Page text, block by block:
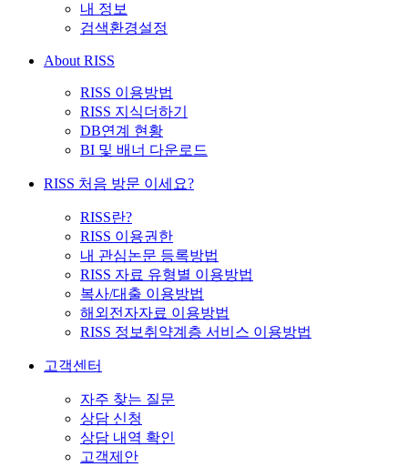
내 정보
검색환경설정
About RISS
RISS 이용방법
RISS 지식더하기
DB연계 현황
BI 및 배너 다운로드
RISS 처음 방문 이세요?
RISS란?
RISS 이용권한
내 관심논문 등록방법
RISS 자료 유형별 이용방법
복사/대출 이용방법
해외전자자료 이용방법
RISS 정보취약계층 서비스 이용방법
고객센터
자주 찾는 질문
상담 신청
상담 내역 확인
고객제안